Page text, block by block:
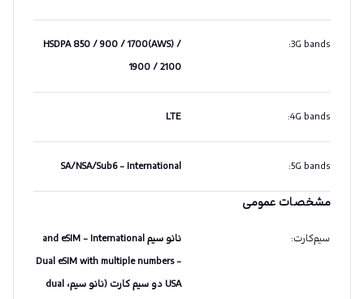
3G bands
:
HSDPA 850 / 900 / 1700(AWS) /
1900 / 2100
4G bands
:
LTE
5G bands
:
SA/NSA/Sub6 - International
مشخصات عمومی
سیم‌کارت:
نانو سیم and eSIM - International
Dual eSIM with multiple numbers -
USA دو سیم کارت (نانو سیم، dual